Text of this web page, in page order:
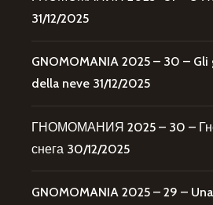
31/12/2025
GNOMOMANIA 2025 – 30 –
della neve 31/12/2025
ГНОМОМАНИЯ 2025 – 30 –
снега 30/12/2025
GNOMOMANIA 2025 – 29 –